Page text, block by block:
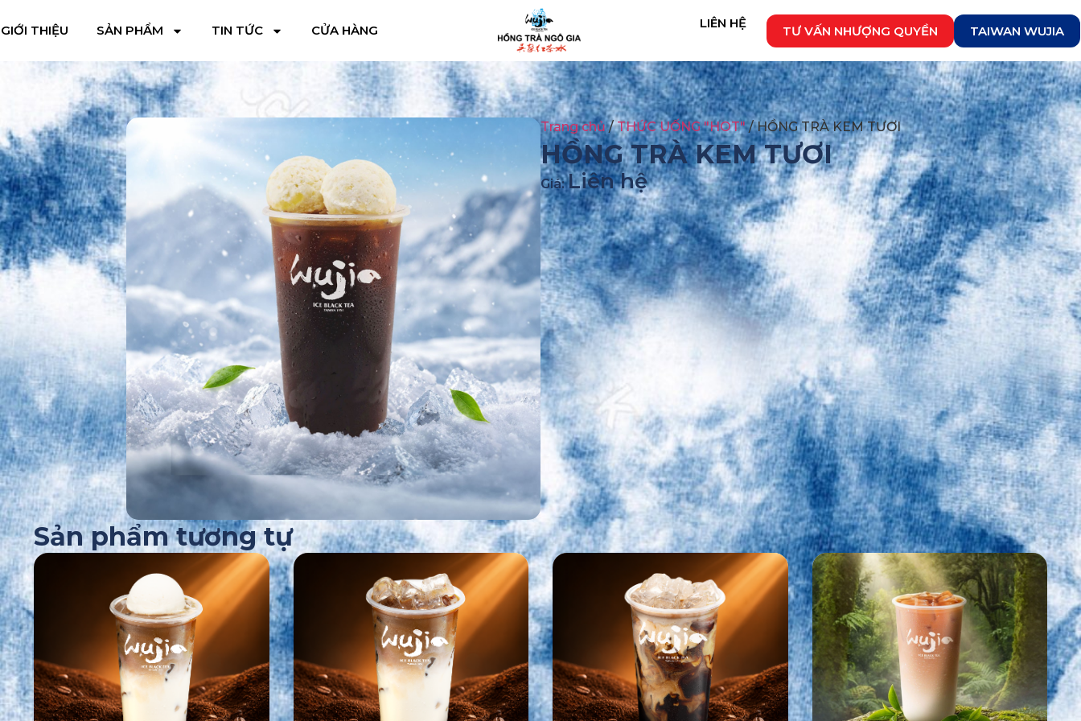
GIỚI THIỆU SẢN PHẨM TIN TỨC CỬA HÀNG LIÊN HỆ
TƯ VẤN NHƯỢNG QUYỀN TAIWAN WUJIA
Trang chủ/THỨC UỐNG "HOT"/ HỒNG TRÀ KEM TƯƠI
HỒNG TRÀ KEM TƯƠI
Giá:Liên hệ
Sản phẩm tương tự
TƯ VẤN NHƯỢNG QUYỀN
HỒNG TRÀ NGÔ GIA